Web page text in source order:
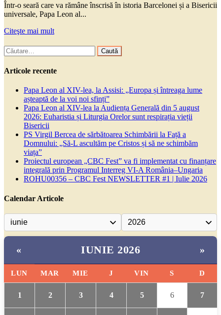
Într-o seară care va rămâne înscrisă în istoria Barcelonei și a Bisericii
universale, Papa Leon al...
Citeşte mai mult
Caută
după:
Articole recente
Papa Leon al XIV-lea, la Assisi: „Europa și întreaga lume
așteaptă de la voi noi sfinți”
Papa Leon al XIV-lea la Audiența Generală din 5 august
2026: Euharistia și Liturgia Orelor sunt respirația vieții
Bisericii
PS Virgil Bercea de sărbătoarea Schimbării la Față a
Domnului: „Să-L ascultăm pe Cristos și să ne schimbăm
viața”
Proiectul european „CBC Fest” va fi implementat cu finanțare
integrală prin Programul Interreg VI-A România–Ungaria
ROHU00356 – CBC Fest NEWSLETTER #1 | Iulie 2026
Calendar Articole
« IUNIE 2026 »
LUN MAR MIE J VIN S D
1 2 3 4 5 6 7